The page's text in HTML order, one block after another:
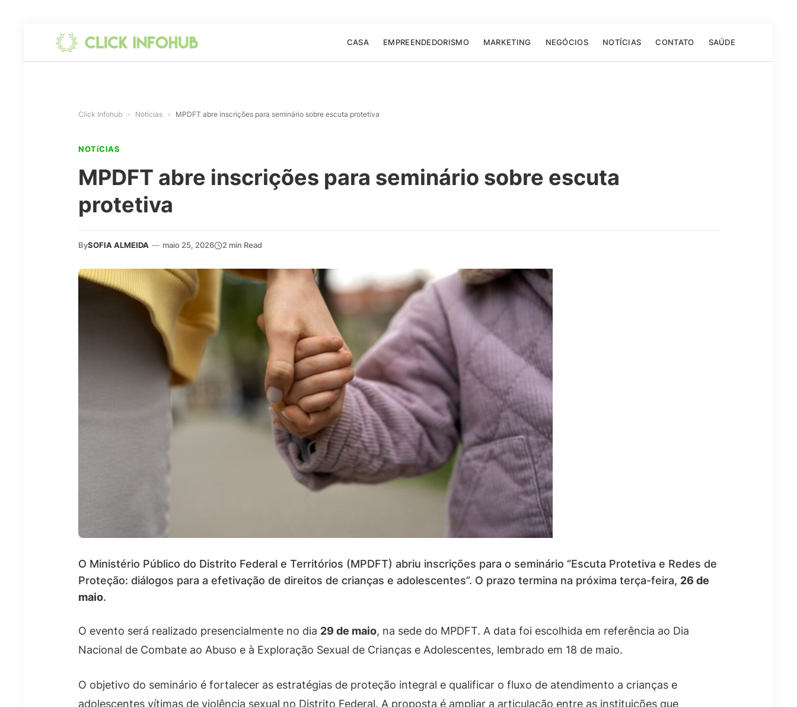
CASA EMPREENDEDORISMO MARKETING NEGÓCIOS NOTÍCIAS CONTATO SAÚDE
Click Infohub » Notícias » MPDFT abre inscrições para seminário sobre escuta protetiva
NOTíCIAS
MPDFT abre inscrições para seminário sobre escuta
protetiva
BySOFIA ALMEIDA — maio 25, 2026 2 min Read
O Ministério Público do Distrito Federal e Territórios (MPDFT) abriu inscrições para o seminário “Escuta Protetiva e Redes de
Proteção: diálogos para a efetivação de direitos de crianças e adolescentes”. O prazo termina na próxima terça-feira, 26 de
maio.
O evento será realizado presencialmente no dia 29 de maio, na sede do MPDFT. A data foi escolhida em referência ao Dia
Nacional de Combate ao Abuso e à Exploração Sexual de Crianças e Adolescentes, lembrado em 18 de maio.
O objetivo do seminário é fortalecer as estratégias de proteção integral e qualificar o fluxo de atendimento a crianças e
adolescentes vítimas de violência sexual no Distrito Federal. A proposta é ampliar a articulação entre as instituições que